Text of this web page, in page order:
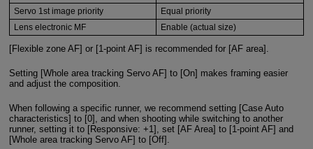
Servo 1st image priority
Equal priority
Lens electronic MF
Enable (actual size)
[Flexible zone AF] or [1-point AF] is recommended for [AF area].
Setting [Whole area tracking Servo AF] to [On] makes framing easier
and adjust the composition.
When following a specific runner, we recommend setting [Case Auto
characteristics] to [0], and when shooting while switching to another
runner, setting it to [Responsive: +1], set [AF Area] to [1-point AF] and
[Whole area tracking Servo AF] to [Off].